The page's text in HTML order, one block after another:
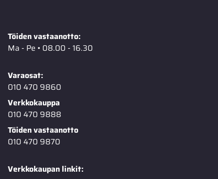
Töiden vastaanotto:
Ma - Pe • 08.00 - 16.30
Varaosat:
010 470 9860
Verkkokauppa
010 470 9888
Töiden vastaanotto
010 470 9870
Verkkokaupan linkit: